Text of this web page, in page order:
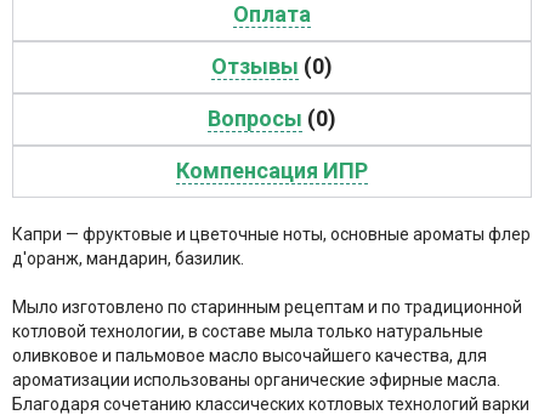
Оплата
Отзывы (0)
Вопросы (0)
Компенсация ИПР
Капри — фруктовые и цветочные ноты, основные ароматы флер
д'оранж, мандарин, базилик.
Мыло изготовлено по старинным рецептам и по традиционной
котловой технологии, в составе мыла только натуральные
оливковое и пальмовое масло высочайшего качества, для
ароматизации использованы органические эфирные масла.
Благодаря сочетанию классических котловых технологий варки